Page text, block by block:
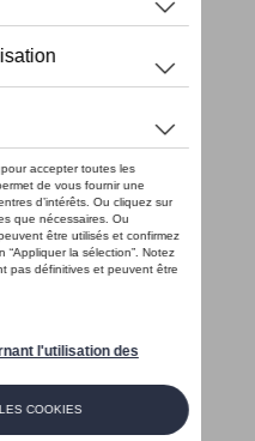
Confort et protection